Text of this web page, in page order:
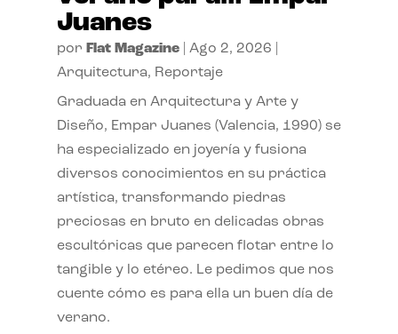
Juanes
por Flat Magazine| Ago 2, 2026
Arquitectura, Reportaje
Graduada en Arquitectura y Arte y
Diseño, Empar Juanes (Valencia, 1990) se
ha especializado en joyería y fusiona
diversos conocimientos en su práctica
artística, transformando piedras
preciosas en bruto en delicadas obras
escultóricas que parecen flotar entre lo
tangible y lo etéreo. Le pedimos que nos
cuente cómo es para ella un buen día de
verano.